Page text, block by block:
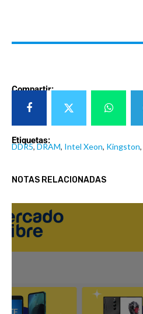
Compartir:
Etiquetas:
DDR5,DRAM, Intel Xeon, Kingston,
NOTAS RELACIONADAS